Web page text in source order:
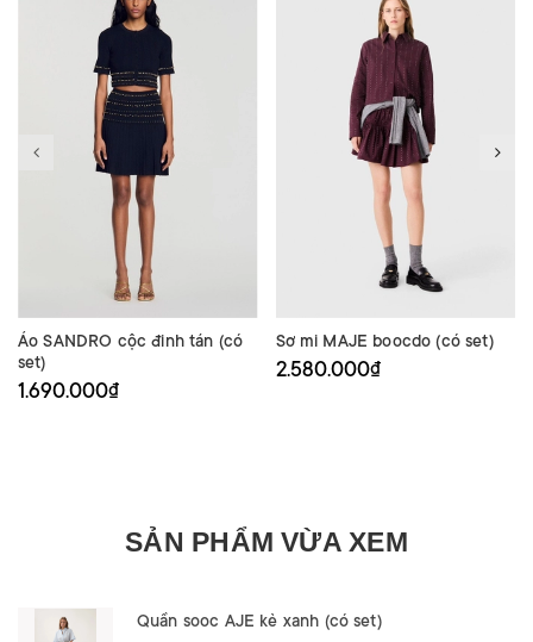
Áo SANDRO cộc đinh tán (có
set)
1.690.000₫
Sơ mi MAJE boocdo (có set)
2.580.000₫
SẢN PHẨM VỪA XEM
Quần sooc AJE kẻ xanh (có set)